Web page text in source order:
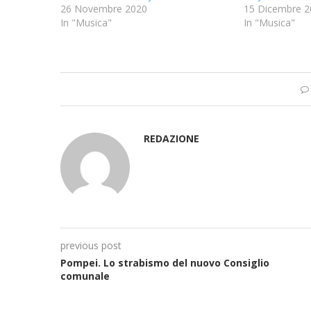
26 Novembre 2020
In "Musica"
15 Dicembre
In "Musica"
REDAZIONE
previous post
Pompei. Lo strabismo del nuovo Consiglio
comunale